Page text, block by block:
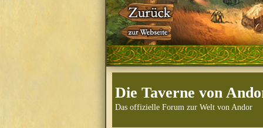
Die Taverne von
Das offizielle Forum zur Welt von Andor